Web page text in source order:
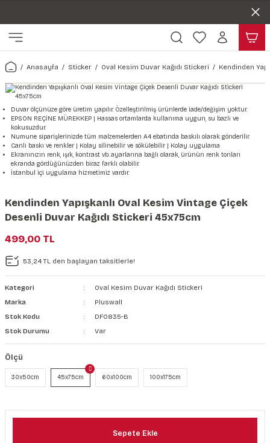
Harita & Şehir Duvar Kağıdı
Türkiye Serisi Duvar Kağıdı
Şehir & Ülke Duvar Kağıdı
Duvar Kağıdı
Çiçek Duvar Kağıdı
Hayvan, Yaprak & Çiçek
Yaprak Desenli Duvar Kağıdı
Hayvan Duvar Kağıdı
Kağıdı
Doğa & Manza Duvar Kağıdı
Manzara Duvar Kağıdı
Orman Duvar Kağıdı
Tasarım & Sanatsal Duvar
Sanat Duvar Kağıdı
Geometrik Duvar Kağıdı
Araba Duvar Kağıdı
Sağlık Duvar Kağıdı
Taş Desenli Duvar Kağıdı
Ahşap, Mermer & Taş
Mermer Desenli Duvar Kağıdı
Taş Desenli Duvar Kağıdı
Ahşap Desenli Duvar Kağıdı
Duvar Kanvası
Kağıdı Stickeri
Seti
Anasayfa Sticker Oval Kesim Duvar Kağıdı Stickeri Kendinden
Duvar ölçünüze göre üretim yapılır. Özelleştirilmiş ürünlerde iade/değişim yoktur.
EPSON REÇİNE MÜREKKEP | Hassas ortamlarda kullanıma uygun, su bazlı ve
kokusuzdur.
Numune siparişlerinizde tüm malzemelerden A4 ebatında baskılı olarak gönderilir.
Canlı baskı ve renkler | Kolay silinebilir ve sökülebilir | Kolay uygulama
Ekranınızın renk, ışık, kontrast vb. ayarlarına bağlı olarak, ürünün renk tonları
ekranda gördüğünüzden biraz farklı olabilir.
İstanbul içi uygulama hizmetimiz vardır.
Kendinden Yapışkanlı Oval Kesim Vintage Çiçek
Desenli Duvar Kağıdı Stickeri 45x75cm
499,00 TL
53,24 TL den başlayan taksitlerle!
Kategori
Oval Kesim Duvar Kağıdı Stickeri
Marka
Pluswall
Stok Kodu
DF0835-B
Stok Durumu
Var
Ölçü
30x50cm 45x75cm 60x100cm 100x175cm
Sepete Ekle